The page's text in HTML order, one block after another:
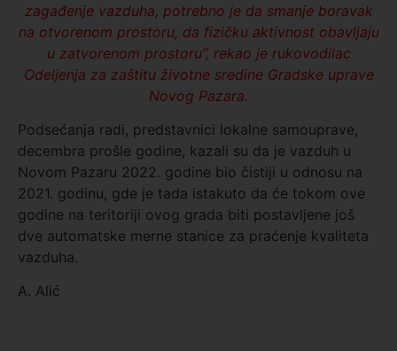
zagađenje vazduha, potrebno je da smanje boravak
na otvorenom prostoru, da fizičku aktivnost obavljaju
u zatvorenom prostoru”, rekao je rukovodilac
Odeljenja za zaštitu životne sredine Gradske uprave
Novog Pazara.
Podsećanja radi, predstavnici lokalne samouprave,
decembra prošle godine, kazali su da je vazduh u
Novom Pazaru 2022. godine bio čistiji u odnosu na
2021. godinu, gde je tada istakuto da će tokom ove
godine na teritoriji ovog grada biti postavljene još
dve automatske merne stanice za praćenje kvaliteta
vazduha.
A. Alić